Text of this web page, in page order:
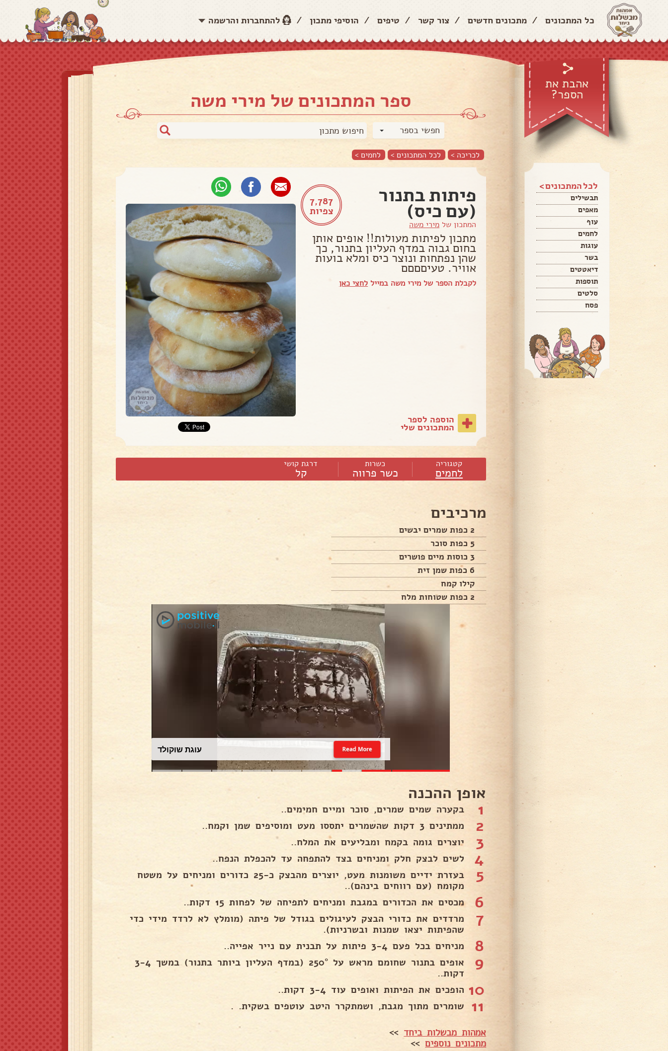
כל המתכונים / מתכונים חדשים / צור קשר / טיפים / הוסיפי מתכון / להתחברות והרשמה
אהבת את
הספר?
לכל המתכונים >
תבשילים
מאפים
עוף
לחמים
עוגות
בשר
דיאטטים
תוספות
סלטים
פסח
ספר המתכונים של מירי משה
חפשי בספר
לכריכה > לכל המתכונים > לחמים >
7,787
צפיות
פיתות בתנור
(עם כיס)
המתכון של מירי משה
מתכון לפיתות מעולות!! אופים אותן
בחום גבוה במדף העליון בתנור, כך
שהן נפתחות ונוצר כיס ומלא בועות
אוויר. טעיםםםם
לקבלת הספר של מירי משה במייל לחצי כאן
הוספה לספר
המתכונים שלי
קטגוריה
לחמים
כשרות
כשר פרווה
דרגת קושי
קל
מרכיבים
2 כפות שמרים יבשים
5 כפות סוכר
3 כוסות מיים פושרים
6 כפות שמן זית
קילו קמח
2 כפות שטוחות מלח
עוגת שוקולד Read More
אופן ההכנה
1 בקערה שמים שמרים, סוכר ומיים חמימים..
2 ממתינים 3 דקות שהשמרים יתססו מעט ומוסיפים שמן וקמח..
3 יוצרים גומה בקמח ומבליעים את המלח..
4 לשים לבצק חלק ומניחים בצד להתפחה עד להכפלת הנפח..
5
בעזרת ידיים משומנות מעט, יוצרים מהבצק כ-25 כדורים ומניחים על משטח
מקומח (עם רווחים בינהם)..
6 מכסים את הכדורים במגבת ומניחים לתפיחה של לפחות 15 דקות..
7
מרדדים את כדורי הבצק לעיגולים בגודל של פיתה (מומלץ לא לרדד מידי כדי
שהפיתות יצאו שמנות ובשרניות).
8 מניחים בכל פעם 3-4 פיתות על תבנית עם נייר אפייה..
9
אופים בתנור שחומם מראש על 250° (במדף העליון ביותר בתנור) במשך 3-4
דקות..
10 הופכים את הפיתות ואופים עוד 3-4 דקות..
11 שומרים מתוך מגבת, ושמתקרר היטב עוטפים בשקית. .
אמהות מבשלות ביחד>>
מתכונים נוספים>>